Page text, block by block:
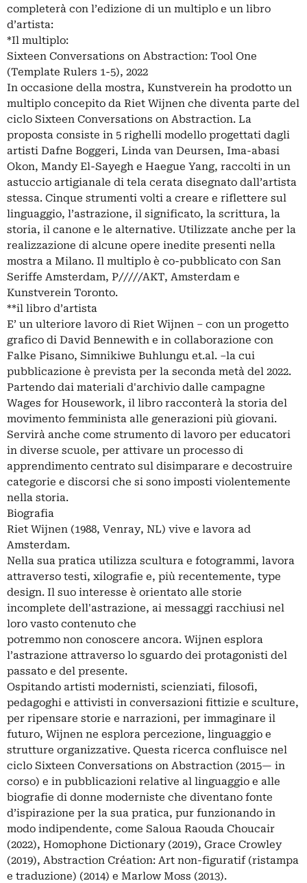
completerà con l’edizione di un multiplo e un libro
d’artista:
*Il multiplo:
Sixteen Conversations on Abstraction: Tool One
(Template Rulers 1-5), 2022
In occasione della mostra, Kunstverein ha prodotto un
multiplo concepito da Riet Wijnen che diventa parte del
ciclo Sixteen Conversations on Abstraction. La
proposta consiste in 5 righelli modello progettati dagli
artisti Dafne Boggeri, Linda van Deursen, Ima-abasi
Okon, Mandy El-Sayegh e Haegue Yang, raccolti in un
astuccio artigianale di tela cerata disegnato dall’artista
stessa. Cinque strumenti volti a creare e riflettere sul
linguaggio, l’astrazione, il significato, la scrittura, la
storia, il canone e le alternative. Utilizzate anche per la
realizzazione di alcune opere inedite presenti nella
mostra a Milano. Il multiplo è co-pubblicato con San
Seriffe Amsterdam, P/////AKT, Amsterdam e
Kunstverein Toronto.
**il libro d’artista
E’ un ulteriore lavoro di Riet Wijnen – con un progetto
grafico di David Bennewith e in collaborazione con
Falke Pisano, Simnikiwe Buhlungu et.al. –la cui
pubblicazione è prevista per la seconda metà del 2022.
Partendo dai materiali d'archivio dalle campagne
Wages for Housework, il libro racconterà la storia del
movimento femminista alle generazioni più giovani.
Servirà anche come strumento di lavoro per educatori
in diverse scuole, per attivare un processo di
apprendimento centrato sul disimparare e decostruire
categorie e discorsi che si sono imposti violentemente
nella storia.
Biografia
Riet Wijnen (1988, Venray, NL) vive e lavora ad
Amsterdam.
Nella sua pratica utilizza scultura e fotogrammi, lavora
attraverso testi, xilografie e, più recentemente, type
design. Il suo interesse è orientato alle storie
incomplete dell'astrazione, ai messaggi racchiusi nel
loro vasto contenuto che
potremmo non conoscere ancora. Wijnen esplora
l’astrazione attraverso lo sguardo dei protagonisti del
passato e del presente.
Ospitando artisti modernisti, scienziati, filosofi,
pedagoghi e attivisti in conversazioni fittizie e sculture,
per ripensare storie e narrazioni, per immaginare il
futuro, Wijnen ne esplora percezione, linguaggio e
strutture organizzative. Questa ricerca confluisce nel
ciclo Sixteen Conversations on Abstraction (2015— in
corso) e in pubblicazioni relative al linguaggio e alle
biografie di donne moderniste che diventano fonte
d’ispirazione per la sua pratica, pur funzionando in
modo indipendente, come Saloua Raouda Choucair
(2022), Homophone Dictionary (2019), Grace Crowley
(2019), Abstraction Création: Art non-figuratif (ristampa
e traduzione) (2014) e Marlow Moss (2013).